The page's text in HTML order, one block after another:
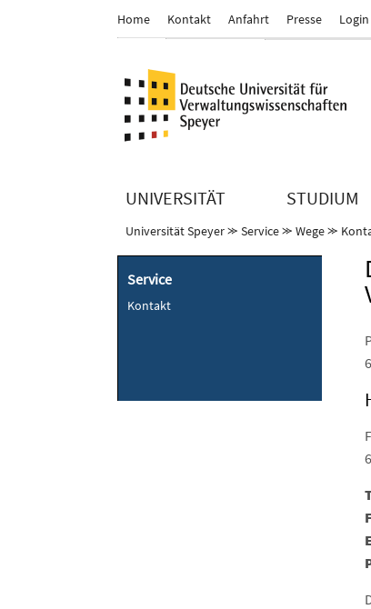
Home Kontakt Anfahrt Presse
UNIVERSITÄT STUDIUM
Universität Speyer⪼ Service⪼ Wege⪼
Service
Kontakt